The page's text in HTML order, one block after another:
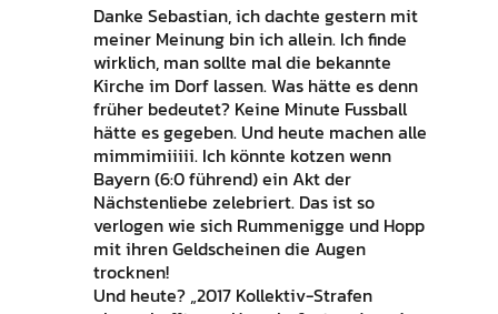
Danke Sebastian, ich dachte gestern mit
meiner Meinung bin ich allein. Ich finde
wirklich, man sollte mal die bekannte
Kirche im Dorf lassen. Was hätte es denn
früher bedeutet? Keine Minute Fussball
hätte es gegeben. Und heute machen alle
mimmimiiiii. Ich könnte kotzen wenn
Bayern (6:0 führend) ein Akt der
Nächstenliebe zelebriert. Das ist so
verlogen wie sich Rummenigge und Hopp
mit ihren Geldscheinen die Augen
trocknen!
Und heute? „2017 Kollektiv-Strafen